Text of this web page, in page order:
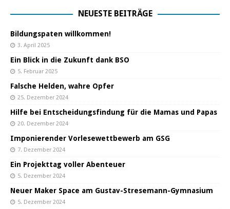
NEUESTE BEITRÄGE
Bildungspaten willkommen!
3. April 2025
Ein Blick in die Zukunft dank BSO
5. Februar 2025
Falsche Helden, wahre Opfer
25. Dezember 2024
Hilfe bei Entscheidungsfindung für die Mamas und Papas
20. Dezember 2024
Imponierender Vorlesewettbewerb am GSG
7. Dezember 2024
Ein Projekttag voller Abenteuer
5. Dezember 2024
Neuer Maker Space am Gustav-Stresemann-Gymnasium
5. Dezember 2024